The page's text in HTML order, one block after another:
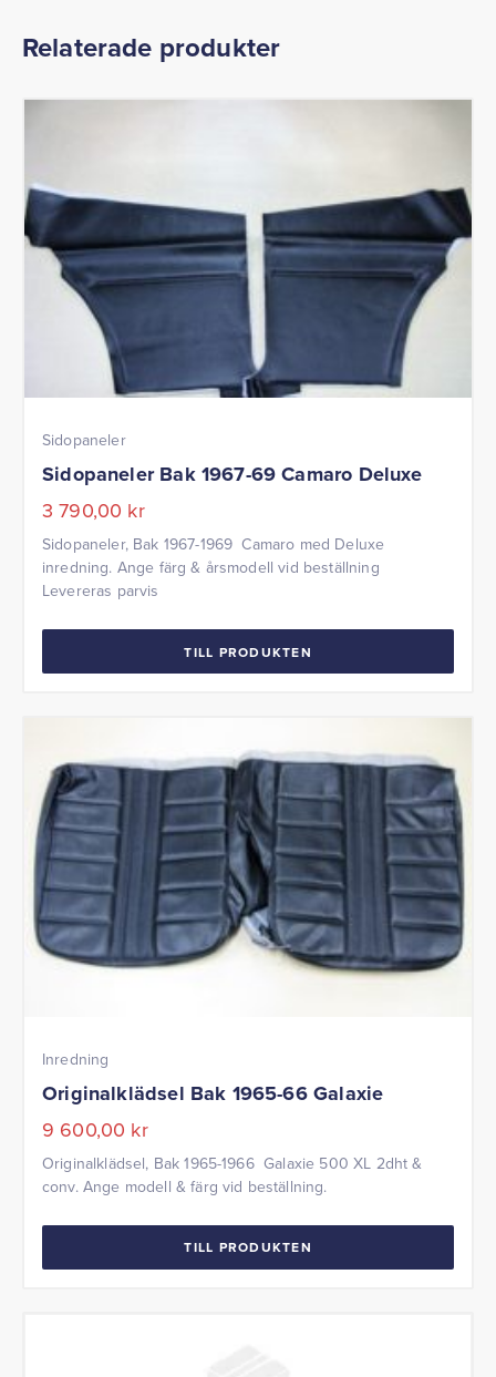
Relaterade produkter
Sidopaneler
Sidopaneler Bak 1967-69 Camaro Deluxe
3 790,00 kr
Sidopaneler, Bak 1967-1969 Camaro med Deluxe
inredning. Ange färg & årsmodell vid beställning
Levereras parvis
TILL PRODUKTEN
Inredning
Originalklädsel Bak 1965-66 Galaxie
9 600,00 kr
Originalklädsel, Bak 1965-1966 Galaxie 500 XL 2dht &
conv. Ange modell & färg vid beställning.
TILL PRODUKTEN